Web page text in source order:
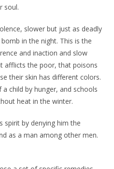
soul.
slower but just as deadly
in the night. This is the
and inaction and slow
afflicts the poor, that poisons
their skin has different colors.
child by hunger, and schools
heat in the winter.
spirit by denying him the
as a man among other men.